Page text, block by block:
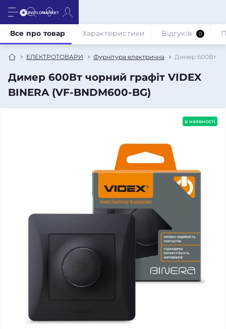
ЕЛЕКТРОТОВАРИ Фурнітура електрична Димер 600Вт
Димер 600Вт чорний графіт VIDEX
BINERA (VF-BNDM600-BG)
Все про товар Характеристики Відгуків 0
в наявності